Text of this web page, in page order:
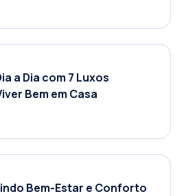
a Dia com 7 Luxos
Bem em Casa
Bem-Estar e Conforto